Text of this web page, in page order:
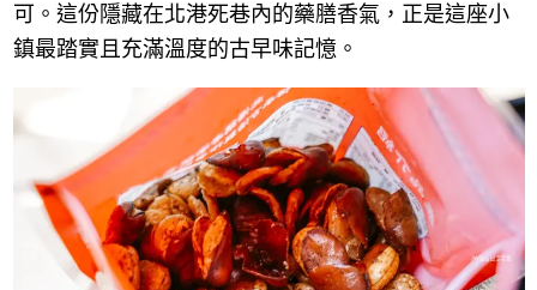
可。這份隱藏在北港死巷內的藥膳香氣，正是這座小
鎮最踏實且充滿溫度的古早味記憶。